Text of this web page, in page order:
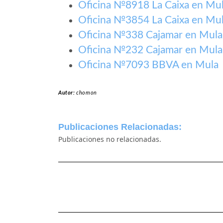
Oficina №8918 La Caixa en
Oficina №3854 La Caixa en
Oficina №338 Cajamar en Mula
Oficina №232 Cajamar en Mula
Oficina №7093 BBVA en Mula
Autor:chomon
Publicaciones Relacionadas:
Publicaciones no relacionadas.